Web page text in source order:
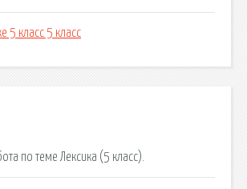
5 класс 5 класс
по теме Лексика (5 класс).